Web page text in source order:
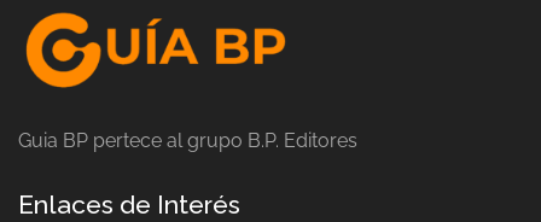
Guia BP pertece al grupo B.P. Editores
Enlaces de Interés